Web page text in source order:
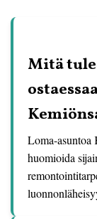
Mitä
Loma-asuntoa
huomioida